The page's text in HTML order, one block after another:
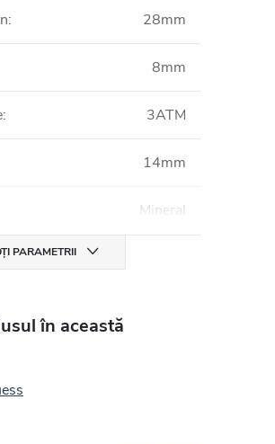
: 28mm
8mm
: 3ATM
14mm
Mineral
PARAMETRII
în această